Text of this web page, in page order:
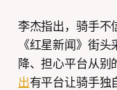
李杰指出，骑手不
《红星新闻》街
降、担心平台从
出有平台让骑手独